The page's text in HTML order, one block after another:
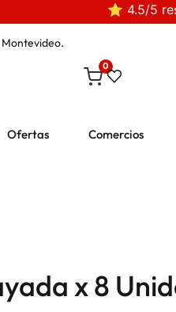
⭐ 4.5/5
0
Ofertas Comercios
x 8